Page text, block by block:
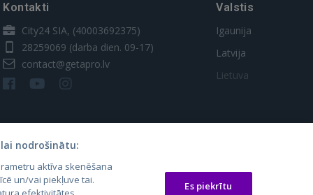
Kontakti
City24 SIA, (40003692375)
28259069 (darba dien. 09-17)
contact@getapro.lv
Valstis
Igaunija
Latvija
Lietuva
nodrošinātu:
aktīva skenēšana
un/vai piekļuve tai.
Es piekrītu